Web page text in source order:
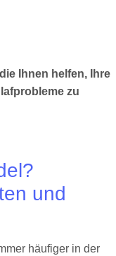
Ihnen helfen, Ihre
zu
und
häufiger in der